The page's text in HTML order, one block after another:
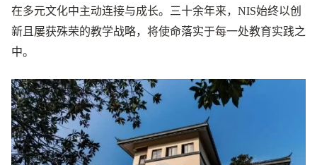
在多元文化中主动连接与成长。三十余年来，NIS始终以创
新且屡获殊荣的教学战略，将使命落实于每一处教育实践之
中。